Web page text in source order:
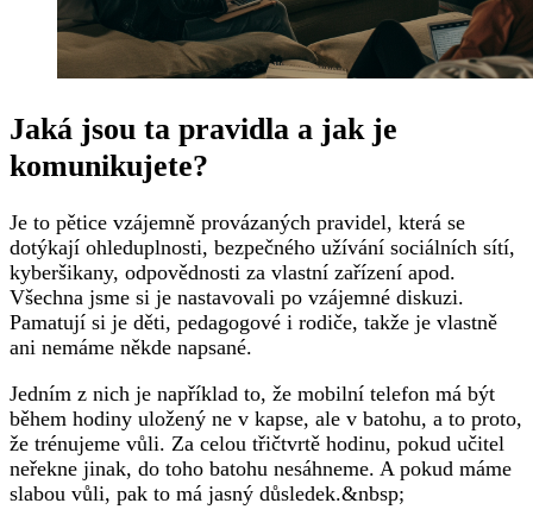
Jaká jsou ta pravidla a jak je
komunikujete? ‍
Je to pětice vzájemně provázaných pravidel, která se
dotýkají ohleduplnosti, bezpečného užívání sociálních sítí,
kyberšikany, odpovědnosti za vlastní zařízení apod.
Všechna jsme si je nastavovali po vzájemné diskuzi.
Pamatují si je děti, pedagogové i rodiče, takže je vlastně
ani nemáme někde napsané.
Jedním z nich je například to, že mobilní telefon má být
během hodiny uložený ne v kapse, ale v batohu, a to proto,
že trénujeme vůli. Za celou třičtvrtě hodinu, pokud učitel
neřekne jinak, do toho batohu nesáhneme. A pokud máme
slabou vůli, pak to má jasný důsledek.&nbsp;